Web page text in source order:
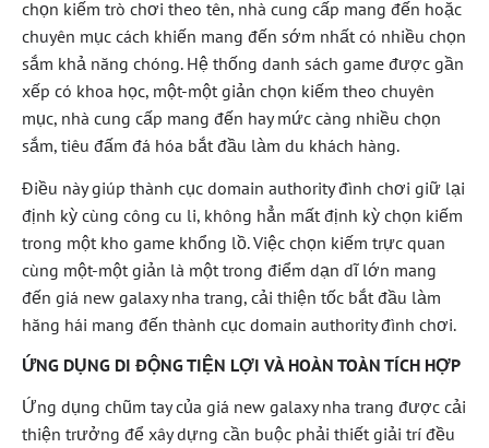
chọn kiếm trò chơi theo tên, nhà cung cấp mang đến hoặc
chuyên mục cách khiến mang đến sớm nhất có nhiều chọn
sắm khả năng chóng. Hệ thống danh sách game được gần
xếp có khoa học, một-một giản chọn kiếm theo chuyên
mục, nhà cung cấp mang đến hay mức càng nhiều chọn
sắm, tiêu đấm đá hóa bắt đầu làm du khách hàng.
Điều này giúp thành cục domain authority đình chơi giữ lại
định kỳ cùng công cu li, không hẳn mất định kỳ chọn kiếm
trong một kho game khổng lồ. Việc chọn kiếm trực quan
cùng một-một giản là một trong điểm dạn dĩ lớn mang
đến giá new galaxy nha trang, cải thiện tốc bắt đầu làm
hăng hái mang đến thành cục domain authority đình chơi.
ỨNG DỤNG DI ĐỘNG TIỆN LỢI VÀ HOÀN TOÀN TÍCH HỢP
Ứng dụng chũm tay của giá new galaxy nha trang được cải
thiện trưởng để xây dựng cần buộc phải thiết giải trí đều